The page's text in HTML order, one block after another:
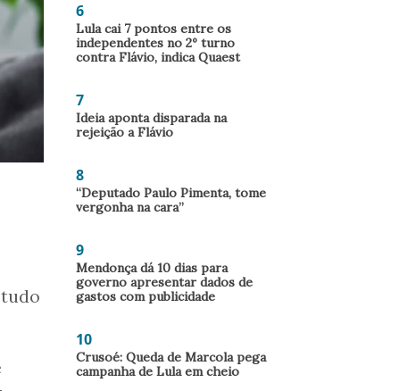
6
Lula cai 7 pontos entre os
independentes no 2º turno
contra Flávio, indica Quaest
7
Ideia aponta disparada na
rejeição a Flávio
8
“Deputado Paulo Pimenta, tome
vergonha na cara”
9
Mendonça dá 10 dias para
governo apresentar dados de
gastos com publicidade
10
Crusoé: Queda de Marcola pega
campanha de Lula em cheio